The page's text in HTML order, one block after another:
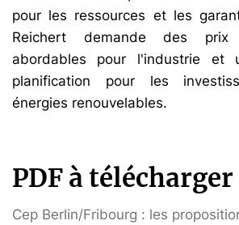
pour les ressources et les
Reichert demande des prix
abordables pour l'industrie et
planification pour les
énergies renouvelables.
PDF à télécharger
Cep Berlin/Fribourg : les